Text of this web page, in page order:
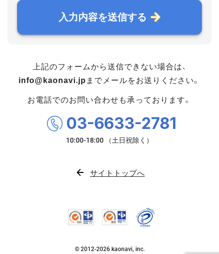
入力内容を送信する
上記のフォームから送信できない場合は、
info@kaonavi.jp までメールをお送りください。
お電話でのお問い合わせも承っております。
03-6633-2781
サイトトップへ
© 2012-2026kaonavi, inc.